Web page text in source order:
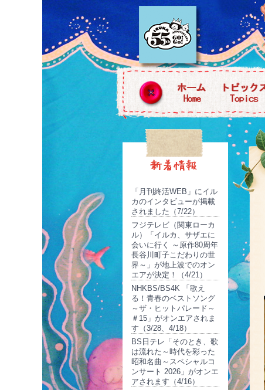
「月刊終活WEB」にイル
カのインタビューが掲載
されました（7/22）
フジテレビ（関東ローカ
ル）「イルカ、サザエに
会いに行く ～原作80周年
長谷川町子こだわりの世
界～」が地上波でのオン
エアが決定！（4/21）
NHKBS/BS4K 「歌え
る！青春のベストソング
～ザ・ヒットパレード～
＃15」がオンエアされま
す（3/28、4/18）
BS日テレ「そのとき、歌
は流れた～時代を彩った
昭和名曲～スペシャルコ
ンサート 2026」がオンエ
アされます（4/16）